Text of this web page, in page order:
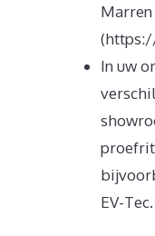
Marren
In uw
proefrit
EV-Tec.